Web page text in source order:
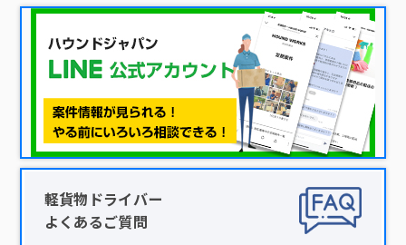
軽貨物ドライバー
よくあるご質問